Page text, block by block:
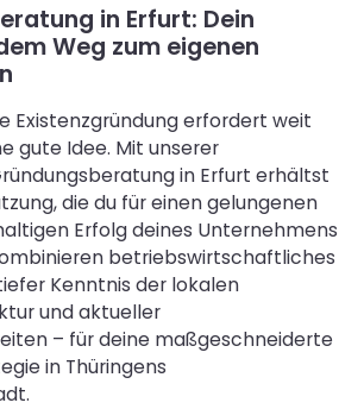
in Erfurt: Dein
Weg zum eigenen
Existenzgründung erfordert weit
gute Idee. Mit unserer
in Erfurt erhältst
die du für einen gelungenen
Erfolg deines Unternehmens
betriebswirtschaftliches
Kenntnis der lokalen
und aktueller
– für deine maßgeschneiderte
in Thüringens